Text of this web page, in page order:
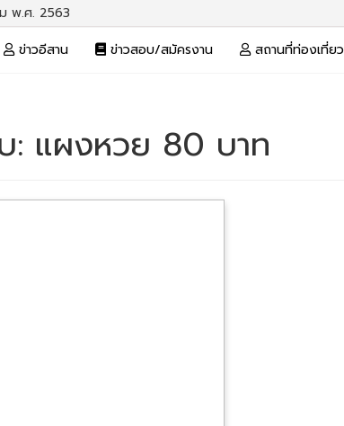
พ.ศ. 2563
ข่าวอีสาน ข่าวสอบ/สมัครงาน สถานที่ท่องเที่ยว
: แผงหวย 80 บาท